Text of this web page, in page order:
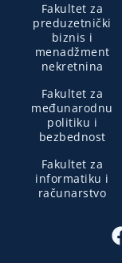
Fakultet za
preduzetnički
biznis i
menadžment
nekretnina
Fakultet za
međunarodnu
politiku i
bezbednost
Fakultet za
informatiku i
računarstvo